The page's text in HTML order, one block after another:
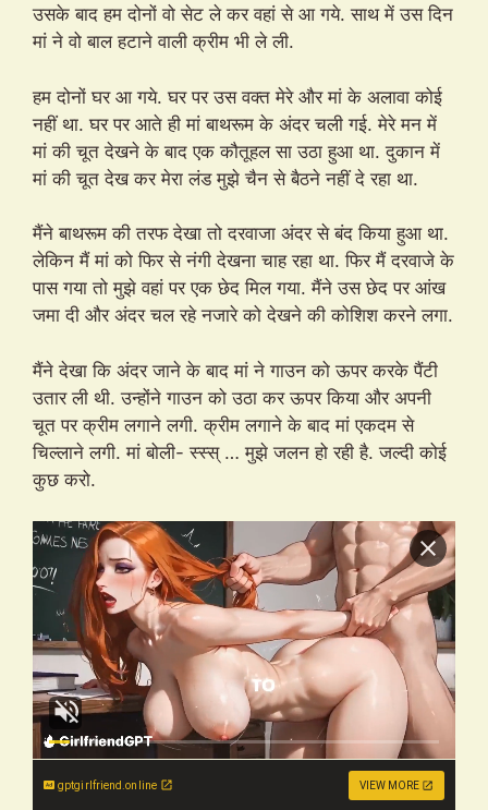
उसके बाद हम दोनों वो सेट ले कर वहां से आ गये. साथ में उस दिन
मां ने वो बाल हटाने वाली क्रीम भी ले ली.
हम दोनों घर आ गये. घर पर उस वक्त मेरे और मां के अलावा कोई
नहीं था. घर पर आते ही मां बाथरूम के अंदर चली गई. मेरे मन में
मां की चूत देखने के बाद एक कौतूहल सा उठा हुआ था. दुकान में
मां की चूत देख कर मेरा लंड मुझे चैन से बैठने नहीं दे रहा था.
मैंने बाथरूम की तरफ देखा तो दरवाजा अंदर से बंद किया हुआ था.
लेकिन मैं मां को फिर से नंगी देखना चाह रहा था. फिर मैं दरवाजे के
पास गया तो मुझे वहां पर एक छेद मिल गया. मैंने उस छेद पर आंख
जमा दी और अंदर चल रहे नजारे को देखने की कोशिश करने लगा.
मैंने देखा कि अंदर जाने के बाद मां ने गाउन को ऊपर करके पैंटी
उतार ली थी. उन्होंने गाउन को उठा कर ऊपर किया और अपनी
चूत पर क्रीम लगाने लगी. क्रीम लगाने के बाद मां एकदम से
चिल्लाने लगी. मां बोली- स्स्स् … मुझे जलन हो रही है. जल्दी कोई
कुछ करो.
gptgirlfriend.online VIEW MORE